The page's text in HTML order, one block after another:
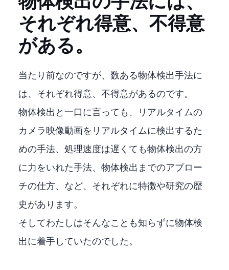
それぞれ得意、不得意
がある。
当たり前なのですが、数ある物体検出手法に
は、それぞれ得意、不得意があるのです。
物体検出と一口に言っても、リアルタイムの
カメラ映像動画をリアルタイムに検出するた
めの手法、処理速度は遅くても物体検出の方
に力をいれた手法、物体検出までのアプロー
チの仕方、など、それぞれに特徴や研究の歴
史があります。
そしてわたしはそんなことも知らずに物体検
出に着手していたのでした。